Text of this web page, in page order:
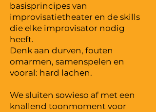
basisprincipes van
improvisatietheater en de skills
die elke improvisator nodig
heeft.
Denk aan durven, fouten
omarmen, samenspelen en
vooral: hard lachen.
We sluiten sowieso af met een
knallend toonmoment voor